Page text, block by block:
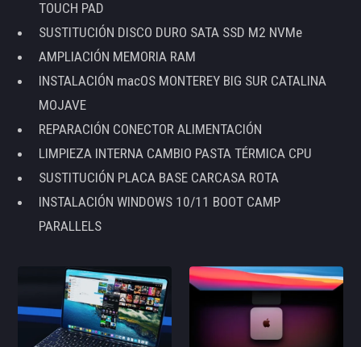
TOUCH PAD
SUSTITUCIÓN DISCO DURO SATA SSD M2 NVMe
AMPLIACIÓN MEMORIA RAM
INSTALACIÓN macOS MONTEREY BIG SUR CATALINA
MOJAVE
REPARACIÓN CONECTOR ALIMENTACIÓN
LIMPIEZA INTERNA CAMBIO PASTA TÉRMICA CPU
SUSTITUCIÓN PLACA BASE CARCASA ROTA
INSTALACIÓN WINDOWS 10/11 BOOT CAMP
PARALLELS